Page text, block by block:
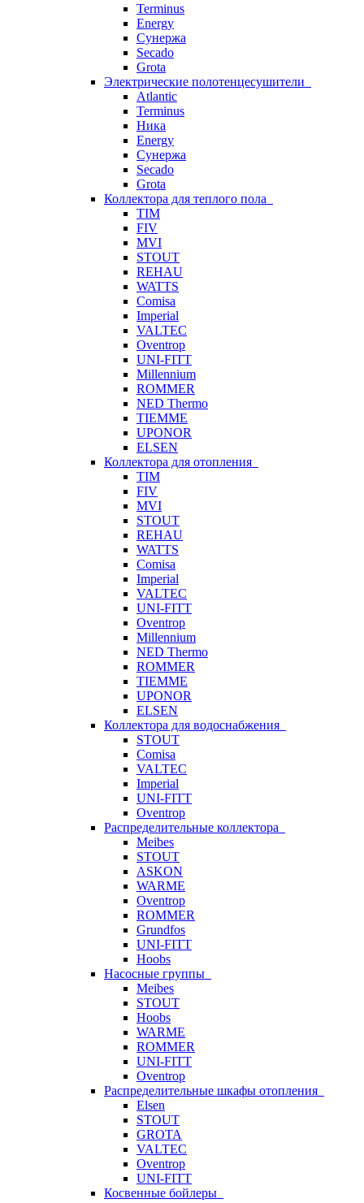
Terminus
Energy
Сунержа
Secado
Grota
Электрические полотенцесушители
Atlantic
Terminus
Ника
Energy
Сунержа
Secado
Grota
Коллектора для теплого пола
TIM
FIV
MVI
STOUT
REHAU
WATTS
Comisa
Imperial
VALTEC
Oventrop
UNI-FITT
Millennium
ROMMER
NED Thermo
TIEMME
UPONOR
ELSEN
Коллектора для отопления
TIM
FIV
MVI
STOUT
REHAU
WATTS
Comisa
Imperial
VALTEC
UNI-FITT
Oventrop
Millennium
NED Thermo
ROMMER
TIEMME
UPONOR
ELSEN
Коллектора для водоснабжения
STOUT
Comisa
VALTEC
Imperial
UNI-FITT
Oventrop
Распределительные коллектора
Meibes
STOUT
ASKON
WARME
Oventrop
ROMMER
Grundfos
UNI-FITT
Hoobs
Насосные группы
Meibes
STOUT
Hoobs
WARME
ROMMER
UNI-FITT
Oventrop
Распределительные шкафы отопления
Elsen
STOUT
GROTA
VALTEC
Oventrop
UNI-FITT
Косвенные бойлеры